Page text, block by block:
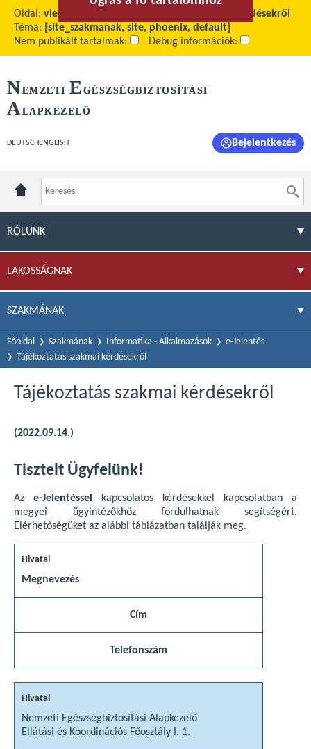
Oldal: view
Tájékoztatás szakmai kérdésekről
Téma:
[site_szakmanak, site, phoenix, default]
Nem publikált tartalmak:
Debug információk:
NEMZETI E GÉSZSÉGBIZTOSÍTÁSI
ALAPKEZELŐ
DEUTSCH ENGLISH Bejelentkezés
RÓLUNK
LAKOSSÁGNAK
SZAKMÁNAK
Főoldal Szakmának Informatika - Alkalmazások
e-Jelentés
Tájékoztatás szakmai kérdésekről
Tájékoztatás szakmai kérdésekről
(2022.09.14.)
Tisztelt Ügyfelünk!
Az e-Jelentéssel
kapcsolatos kérdésekkel kapcsolatban a
megyei ügyintézőkhöz fordulhatnak segítségért.
Elérhetőségüket az alábbi táblázatban találják meg.
Megnevezés
Cím
Telefonszám
Nemzeti Egészségbiztosítási Alapkezelő
Ellátási és Koordinációs Főosztály I. 1.